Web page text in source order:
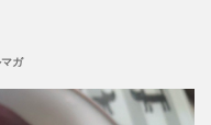
お ン 毎
ガ